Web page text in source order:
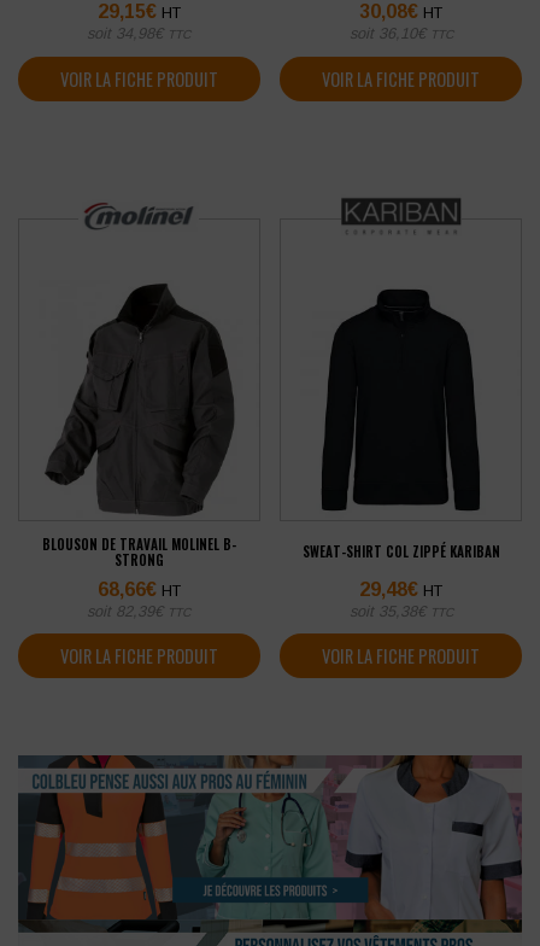
29,15€ HT
soit 34,98€ TTC
VOIR LA FICHE PRODUIT
30,08€ HT
soit 36,10€ TTC
VOIR LA FICHE PRODUIT
BLOUSON DE TRAVAIL MOLINEL B-
STRONG
68,66€ HT
soit 82,39€ TTC
VOIR LA FICHE PRODUIT
SWEAT-SHIRT COL ZIPPÉ KARIBAN
29,48€ HT
soit 35,38€ TTC
VOIR LA FICHE PRODUIT